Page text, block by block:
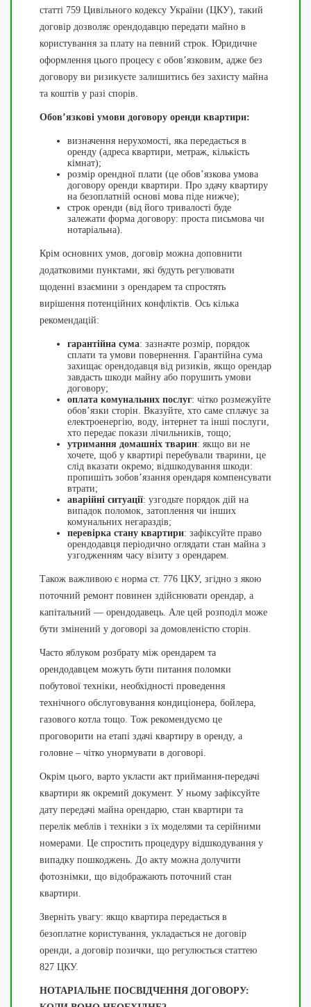
статті 759 Цивільного кодексу України (ЦКУ), такий
договір дозволяє орендодавцю передати майно в
користування за плату на певний строк. Юридичне
оформлення цього процесу є обов’язковим, адже без
договору ви ризикуєте залишитись без захисту майна
та коштів у разі спорів.
Обов’язкові умови договору оренди квартири:
визначення нерухомості, яка передається в
оренду (адреса квартири, метраж, кількість
кімнат);
розмір орендної плати (це обов’язкова умова
договору оренди квартири. Про здачу квартиру
на безоплатній основі мова піде нижче);
строк оренди (від його тривалості буде
залежати форма договору: проста письмова чи
нотаріальна).
Крім основних умов, договір можна доповнити
додатковими пунктами, які будуть регулювати
щоденні взаємини з орендарем та спростять
вирішення потенційних конфліктів. Ось кілька
рекомендацій:
гарантійна сума: зазначте розмір, порядок
сплати та умови повернення. Гарантійна сума
захищає орендодавця від ризиків, якщо орендар
завдасть шкоди майну або порушить умови
договору;
оплата комунальних послуг: чітко розмежуйте
обов’язки сторін. Вказуйте, хто саме сплачує за
електроенергію, воду, інтернет та інші послуги,
хто передає покази лічильників, тощо;
утримання домашніх тварин: якщо ви не
хочете, щоб у квартирі перебували тварини, це
слід вказати окремо; відшкодування шкоди:
пропишіть зобов’язання орендаря компенсувати
втрати;
аварійні ситуації: узгодьте порядок дій на
випадок поломок, затоплення чи інших
комунальних негараздів;
перевірка стану квартири: зафіксуйте право
орендодавця періодично оглядати стан майна з
узгодженням часу візиту з орендарем.
Також важливою є норма ст. 776 ЦКУ, згідно з якою
поточний ремонт повинен здійснювати орендар, а
капітальний — орендодавець. Але цей розподіл може
бути змінений у договорі за домовленістю сторін.
Часто яблуком розбрату між орендарем та
орендодавцем можуть бути питання поломки
побутової техніки, необхідності проведення
технічного обслуговування кондиціонера, бойлера,
газового котла тощо. Тож рекомендуємо це
проговорити на етапі здачі квартиру в оренду, а
головне – чітко унормувати в договорі.
Окрім цього, варто укласти акт приймання-передачі
квартири як окремий документ. У ньому зафіксуйте
дату передачі майна орендарю, стан квартири та
перелік меблів і техніки з їх моделями та серійними
номерами. Це спростить процедуру відшкодування у
випадку пошкоджень. До акту можна долучити
фотознімки, що відображають поточний стан
квартири.
Зверніть увагу: якщо квартира передається в
безоплатне користування, укладається не договір
оренди, а договір позички, що регулюється статтею
827 ЦКУ.
НОТАРІАЛЬНЕ ПОСВІДЧЕННЯ ДОГОВОРУ: